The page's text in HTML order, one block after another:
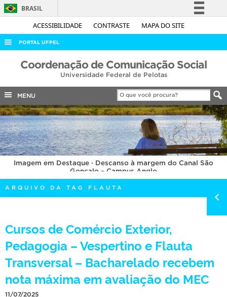
ACESSIBILIDADE CONTRASTE MAPA DO SITE
BRASIL
Simplifique!
Acesso à informação
Legislação
Canais
PORTAL UFPEL
ACESSO À INFORMAÇÃO
COBALTO
CONCURSOS
EDITAIS
INTERNACIONAL
OUVIDORIA
PORTARIAS
TELEFONES
Coordenação de Comunicação Social
Universidade Federal de Pelotas
MENU
Imagem em Destaque · Descanso à margem do Canal São
Gonçalo – Campus Anglo
ARQUIVO DA TAG FLAUTA
Cursos de Comércio Exterior,
Pedagogia – Vespertino e Flauta
Transversal – Bacharelado recebem
nota máxima em avaliação do MEC
11/07/2025